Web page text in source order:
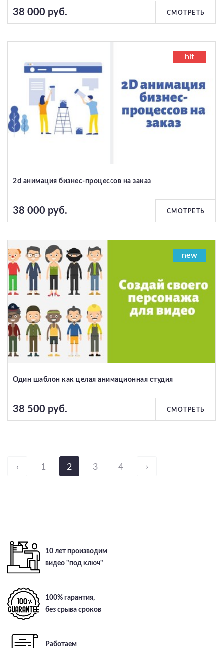
38 000 руб. СМОТРЕТЬ
hit
2d анимация бизнес-процессов на заказ
38 000 руб. СМОТРЕТЬ
new
Один шаблон как целая анимационная студия
38 500 руб. СМОТРЕТЬ
‹ 1 2 3 4 ›
10 лет производим
видео "под ключ"
100% гарантия,
без срыва сроков
Работаем